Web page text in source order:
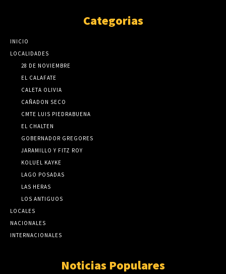
Categorias
INICIO
LOCALIDADES
28 DE NOVIEMBRE
EL CALAFATE
CALETA OLIVIA
CAÑADON SECO
CMTE LUIS PIEDRABUENA
EL CHALTEN
GOBERNADOR GREGORES
JARAMILLO Y FITZ ROY
KOLUEL KAYKE
LAGO POSADAS
LAS HERAS
LOS ANTIGUOS
LOCALES
NACIONALES
INTERNACIONALES
Noticias Populares